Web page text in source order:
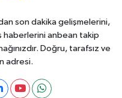
son dakika gelişmelerini,
haberlerini anbean takip
Doğru, tarafsız ve
adresi.